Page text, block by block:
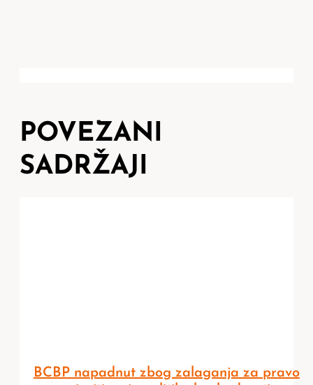
POVEZANI
SADRŽAJI
BCBP napadnut zbog zalaganja za pravo